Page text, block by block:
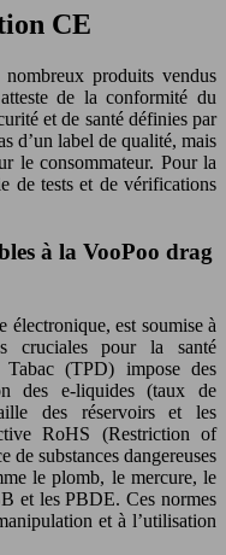
CE
produits vendus
de la conformité du
et de santé définies par
d’un label de qualité, mais
le consommateur. Pour la
de tests et de vérifications
à la VooPoo drag
électronique, est soumise à
cruciales pour la santé
(TPD) impose des
des e-liquides (taux de
des réservoirs et les
RoHS (Restriction of
de substances dangereuses
le plomb, le mercure, le
et les PBDE. Ces normes
et à l’utilisation